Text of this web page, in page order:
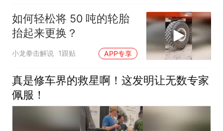
如何轻松将 50 吨的轮胎
抬起来更换？
小龙拳击解说 1跟贴 APP专享
真是修车界的救星啊！这发明让无数专家
佩服！